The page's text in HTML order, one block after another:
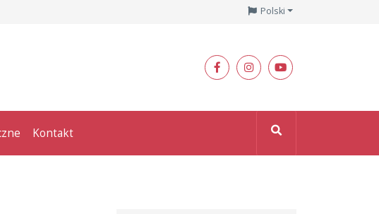
Polski
Kontakt